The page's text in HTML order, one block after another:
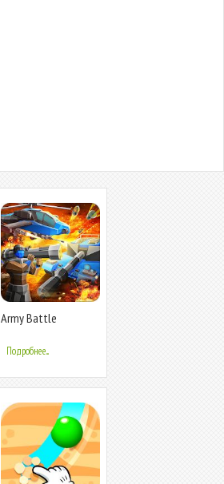
Army Battle
Подробнее...